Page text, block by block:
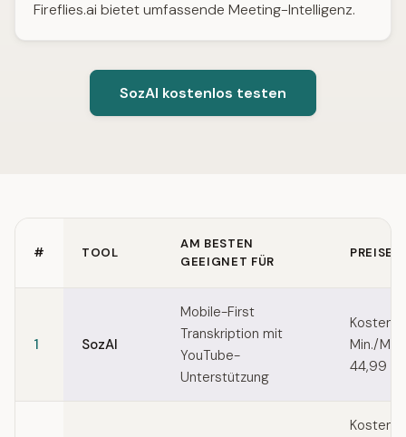
Fireflies.ai bietet umfassende Meeting-Intelligenz.
SozAI kostenlos testen
# TOOL
AM BESTEN
GEEIGNET FÜR
PREISE
1 SozAI
Mobile-First
Transkription mit
YouTube-
Unterstützung
Min./
44,99 $/